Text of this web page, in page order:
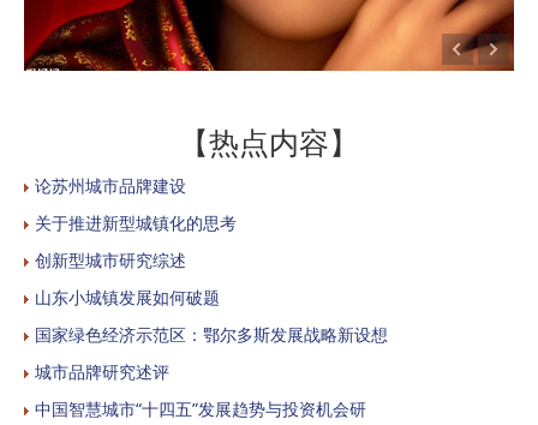
【热点内容】
论苏州城市品牌建设
关于推进新型城镇化的思考
创新型城市研究综述
山东小城镇发展如何破题
国家绿色经济示范区：鄂尔多斯发展战略新设想
城市品牌研究述评
中国智慧城市“十四五”发展趋势与投资机会研